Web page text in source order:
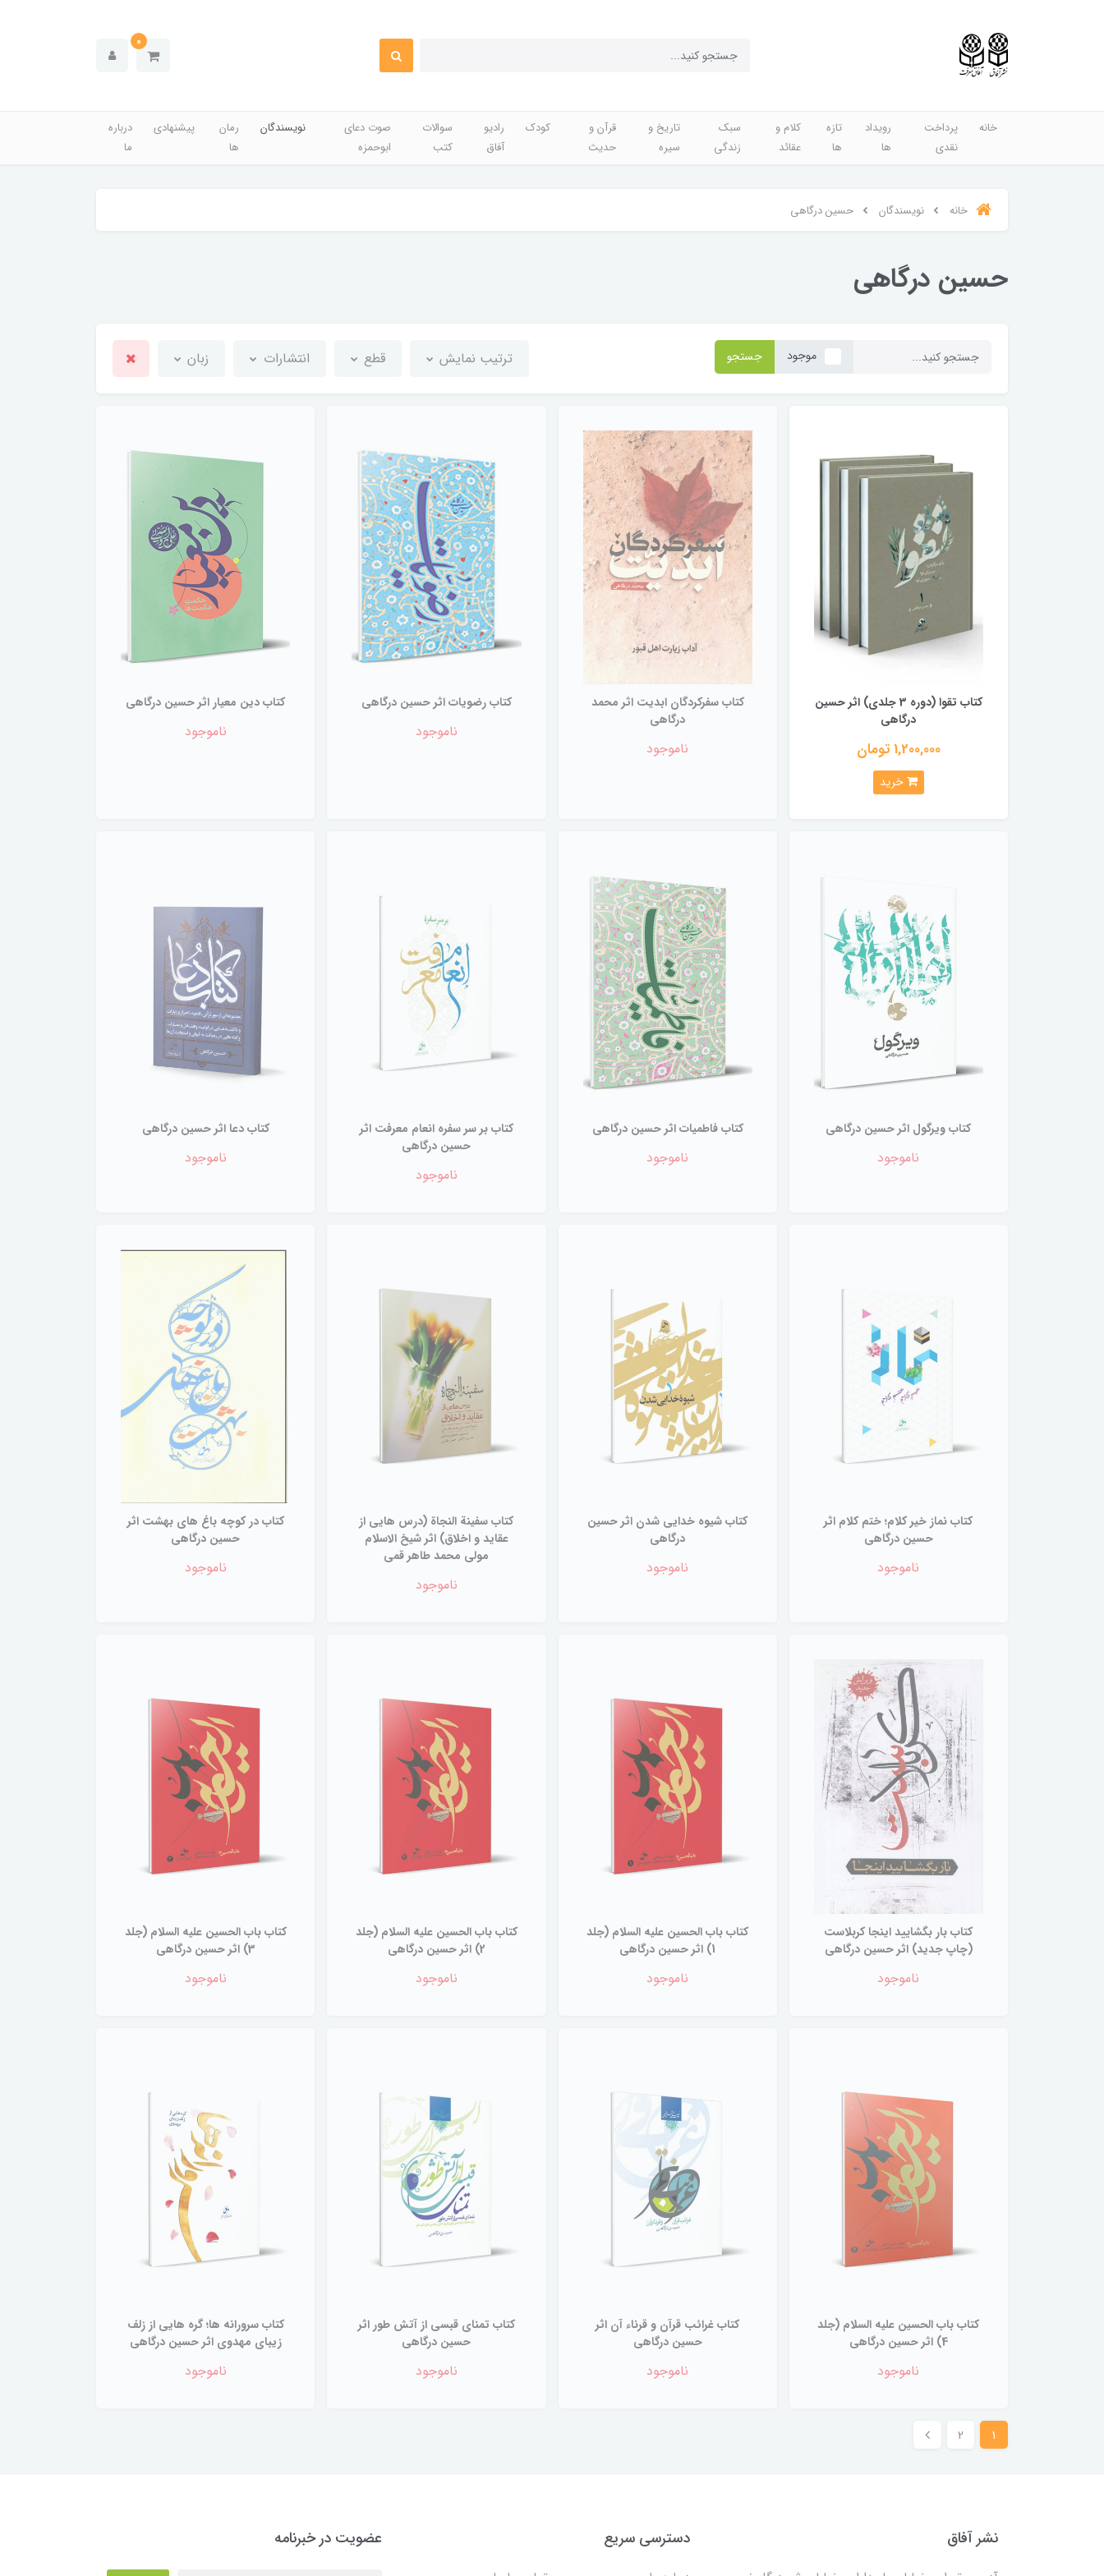
0
خانه
پرداخت
نقدی
رویداد
ها
تازه
ها
کلام و
عقائد
سبک
زندگی
تاریخ و
سیره
قرآن و
حدیث
کودک
رادیو
آفاق
سوالات
کتب
صوت دعای
ابوحمزه
نویسندگان
رمان
ها
پیشنهادی
درباره
ما
خانه نویسندگان حسین درگاهی
حسین درگاهی
موجود جستجو ترتیب نمایش قطع انتشارات زبان
کتاب تقوا (دوره 3 جلدی) اثر حسین
درگاهی
1,200,000 تومان
خرید
کتاب سفرکردگان ابدیت اثر محمد
درگاهی
ناموجود
کتاب رضویات اثر حسین درگاهی
ناموجود
کتاب دین معیار اثر حسین درگاهی
ناموجود
کتاب ویرگول اثر حسین درگاهی
ناموجود
کتاب فاطمیات اثر حسین درگاهی
ناموجود
کتاب بر سر سفره انعام معرفت اثر
حسین درگاهی
ناموجود
کتاب دعا اثر حسین درگاهی
ناموجود
کتاب نماز خیر کلام؛ ختم کلام اثر
حسین درگاهی
ناموجود
کتاب شیوه خدایی شدن اثر حسین
درگاهی
ناموجود
کتاب سفینة النجاة (درس هایی از
عقاید و اخلاق) اثر شیخ الاسلام
مولی محمد طاهر قمی
ناموجود
کتاب در کوچه باغ های بهشت اثر
حسین درگاهی
ناموجود
کتاب بار بگشایید اینجا کربلاست‌
(چاپ جدید) اثر حسین درگاهی
ناموجود
کتاب باب الحسین علیه السلام (جلد
1) اثر حسین درگاهی
ناموجود
کتاب باب الحسین علیه السلام (جلد
2) اثر حسین درگاهی
ناموجود
کتاب باب الحسین علیه السلام (جلد
3) اثر حسین درگاهی
ناموجود
کتاب باب الحسین علیه السلام (جلد
4) اثر حسین درگاهی
ناموجود
کتاب غرائب قرآن و قرناء آن اثر
حسین درگاهی
ناموجود
کتاب تمنای قبسی از آتش طور اثر
حسین درگاهی
ناموجود
کتاب سرورانه ها؛ گره هایی از زلف
زیبای مهدوی اثر حسین درگاهی
ناموجود
1
2
نشر آفاق دسترسی سریع عضویت در خبرنامه